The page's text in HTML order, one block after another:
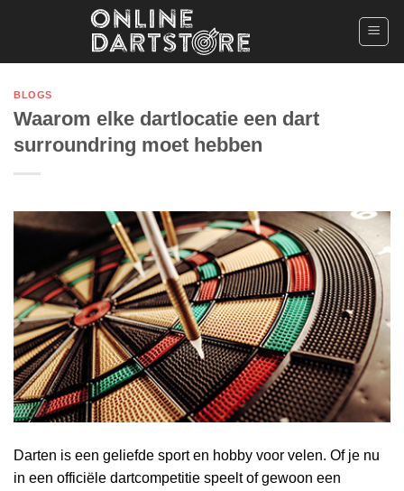
BLOGS
Waarom elke dartlocatie een dart
surroundring moet hebben
Darten is een geliefde sport en hobby voor velen. Of je nu
in een officiële dartcompetitie speelt of gewoon een